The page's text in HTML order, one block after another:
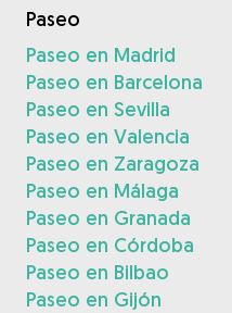
Paseo
Paseo en Madrid
Paseo en Barcelona
Paseo en Sevilla
Paseo en Valencia
Paseo en Zaragoza
Paseo en Málaga
Paseo en Granada
Paseo en Córdoba
Paseo en Bilbao
Paseo en Gijón